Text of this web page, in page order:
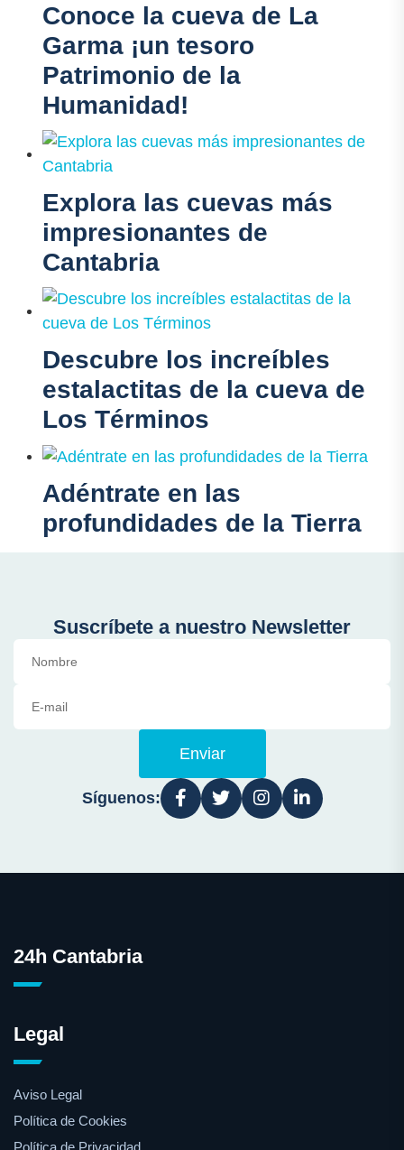
Conoce la cueva de La
Garma ¡un tesoro
Patrimonio de la
Humanidad!
Explora las cuevas más
impresionantes de
Cantabria
Descubre los increíbles
estalactitas de la cueva de
Los Términos
Adéntrate en las
profundidades de la Tierra
Suscríbete a nuestro Newsletter
Enviar
Síguenos:
24h Cantabria
Legal
Aviso Legal
Política de Cookies
Política de Privacidad